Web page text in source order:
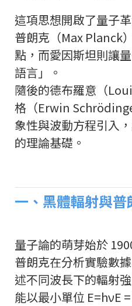
這項思想開啟了量子
普朗克（Max Planck
點，而愛因斯坦則讓
語言」。
隨後的德布羅意（
格（Erwin
象性與波動方程引入
的理論基礎。
一、黑體輻射與
量子論的萌芽始於
普朗克在分析實驗數
述不同波長下的輻射
能以最小單位 E=hνE